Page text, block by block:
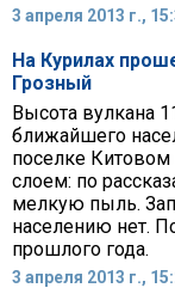
3 апреля 2013 г.,
На Курилах
Грозный
Высота вулкана
ближайшего
поселке
слоем: по
мелкую пыль.
населению нет.
прошлого года.
3 апреля 2013 г.,